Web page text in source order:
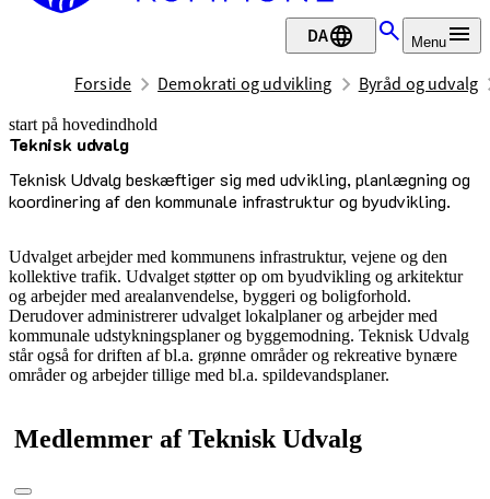
DA Menu
Forside Demokrati og udvikling Byråd og udvalg
start på hovedindhold
Teknisk udvalg
Teknisk Udvalg beskæftiger sig med udvikling, planlægning og
koordinering af den kommunale infrastruktur og byudvikling.
senest opdateret 25. juni 2026
Udvalget arbejder med kommunens infrastruktur, vejene og den
kollektive trafik. Udvalget støtter op om byudvikling og arkitektur
og arbejder med arealanvendelse, byggeri og boligforhold.
Derudover administrerer udvalget lokalplaner og arbejder med
kommunale udstykningsplaner og byggemodning. Teknisk Udvalg
står også for driften af bl.a. grønne områder og rekreative bynære
områder og arbejder tillige med bl.a. spildevandsplaner.
Medlemmer af Teknisk Udvalg